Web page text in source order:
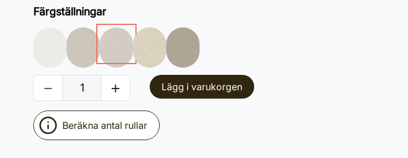
Färgställningar
Lägg i varukorgen
Beräkna antal rullar